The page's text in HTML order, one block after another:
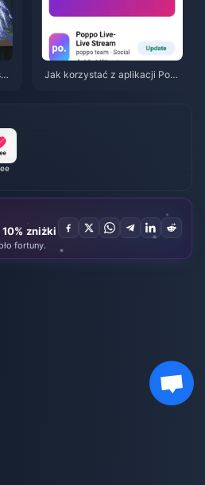
Jak korzystać z aplikacji Popp
zniżki
fortuny.